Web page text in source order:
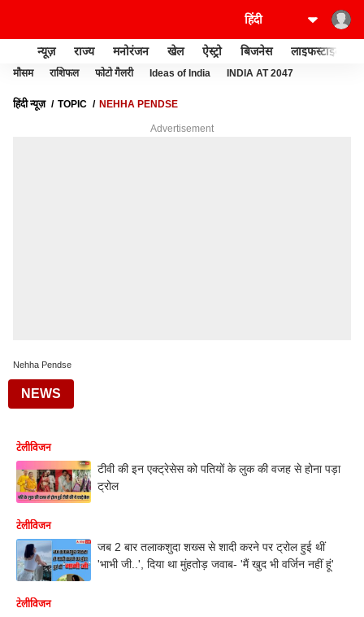
न्यूज़ राज्य मनोरंजन खेल ऐस्ट्रो बिजनेस लाइफस्टाइल
मौसम राशिफल फोटो गैलरी Ideas of India INDIA AT 2047
हिंदी न्यूज़ TOPIC NEHHA PENDSE
Advertisement
Nehha Pendse
NEWS
टेलीविजन
टीवी की इन एक्ट्रेसेस को पतियों के लुक की वजह से होना पड़ा
ट्रोल
टेलीविजन
जब 2 बार तलाकशुदा शख्स से शादी करने पर ट्रोल हुई थीं
'भाभी जी..', दिया था मुंहतोड़ जवाब- 'मैं खुद भी वर्जिन नहीं हूं'
टेलीविजन